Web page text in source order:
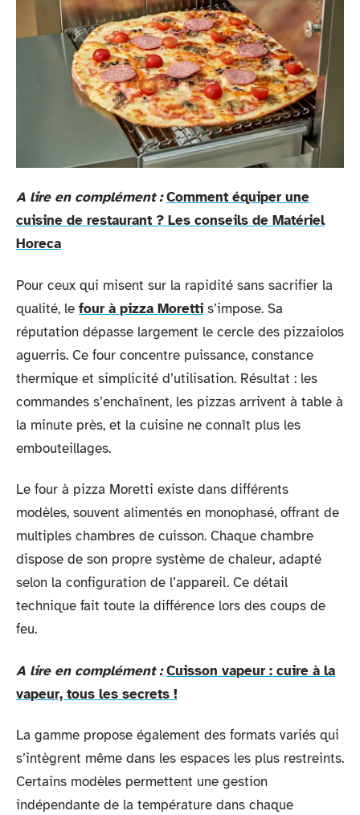
A lire en complément : Comment équiper une
cuisine de restaurant ? Les conseils de Matériel
Horeca
Pour ceux qui misent sur la rapidité sans sacrifier la
qualité, le four à pizza Moretti s’impose. Sa
réputation dépasse largement le cercle des pizzaiolos
aguerris. Ce four concentre puissance, constance
thermique et simplicité d’utilisation. Résultat : les
commandes s’enchaînent, les pizzas arrivent à table à
la minute près, et la cuisine ne connaît plus les
embouteillages.
Le four à pizza Moretti existe dans différents
modèles, souvent alimentés en monophasé, offrant de
multiples chambres de cuisson. Chaque chambre
dispose de son propre système de chaleur, adapté
selon la configuration de l’appareil. Ce détail
technique fait toute la différence lors des coups de
feu.
A lire en complément : Cuisson vapeur : cuire à la
vapeur, tous les secrets !
La gamme propose également des formats variés qui
s’intègrent même dans les espaces les plus restreints.
Certains modèles permettent une gestion
indépendante de la température dans chaque